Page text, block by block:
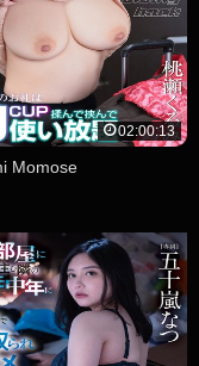
02:00:13
Momose